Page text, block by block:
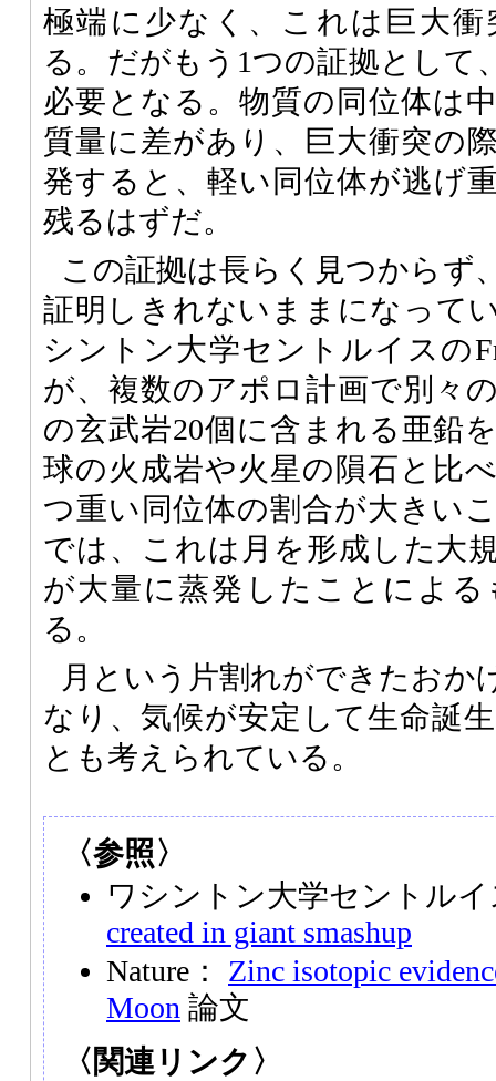
極端に少なく、これは巨大
る。だがもう1つの証拠として
必要となる。物質の同位体は
質量に差があり、巨大衝突の
発すると、軽い同位体が逃げ
残るはずだ。
この証拠は長らく見つからず
証明しきれないままになって
シントン大学セントルイスの
が、複数のアポロ計画で別々
の玄武岩20個に含まれる亜鉛
球の火成岩や火星の隕石と比
つ重い同位体の割合が大きい
では、これは月を形成した大
が大量に蒸発したことによ
る。
月という片割れができたおか
なり、気候が安定して生命誕
とも考えられている。
〈参照〉
ワシントン大学セントル
created in giant smashup
Nature： Zinc isotopic
Moon 論文
〈関連リンク〉